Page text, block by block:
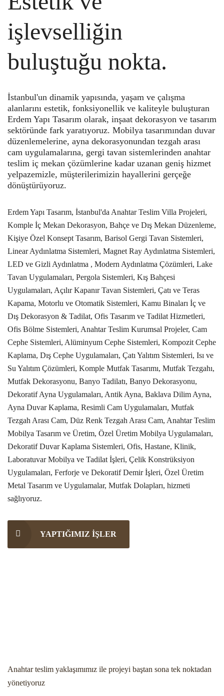
işlevselliğin
buluştuğu nokta.
İstanbul'un dinamik yapısında, yaşam ve çalışma
alanlarını estetik, fonksiyonellik ve kaliteyle buluşturan
Erdem Yapı Tasarım olarak, inşaat dekorasyon ve tasarım
sektöründe fark yaratıyoruz. Mobilya tasarımından duvar
düzenlemelerine, ayna dekorasyonundan tezgah arası
cam uygulamalarına, gergi tavan sistemlerinden anahtar
teslim iç mekan çözümlerine kadar uzanan geniş hizmet
yelpazemizle, müşterilerimizin hayallerini gerçeğe
dönüştürüyoruz.
Erdem Yapı Tasarım, İstanbul'da Anahtar Teslim Villa Projeleri,
Komple İç Mekan Dekorasyon, Bahçe ve Dış Mekan Düzenleme,
Kişiye Özel Konsept Tasarım, Barisol Gergi Tavan Sistemleri,
Linear Aydınlatma Sistemleri, Magnet Ray Aydınlatma Sistemleri,
LED ve Gizli Aydınlatma , Modern Aydınlatma Çözümleri, Lake
Tavan Uygulamaları, Pergola Sistemleri, Kış Bahçesi
Uygulamaları, Açılır Kapanır Tavan Sistemleri, Çatı ve Teras
Kapama, Motorlu ve Otomatik Sistemleri, Kamu Binaları İç ve
Dış Dekorasyon & Tadilat, Ofis Tasarım ve Tadilat Hizmetleri,
Ofis Bölme Sistemleri, Anahtar Teslim Kurumsal Projeler, Cam
Cephe Sistemleri, Alüminyum Cephe Sistemleri, Kompozit Cephe
Kaplama, Dış Cephe Uygulamaları, Çatı Yalıtım Sistemleri, Isı ve
Su Yalıtım Çözümleri, Komple Mutfak Tasarımı, Mutfak Tezgahı,
Mutfak Dekorasyonu, Banyo Tadilatı, Banyo Dekorasyonu,
Dekoratif Ayna Uygulamaları, Antik Ayna, Baklava Dilim Ayna,
Ayna Duvar Kaplama, Resimli Cam Uygulamaları, Mutfak
Tezgah Arası Cam, Düz Renk Tezgah Arası Cam, Anahtar Teslim
Mobilya Tasarım ve Üretim, Özel Üretim Mobilya Uygulamaları,
Dekoratif Duvar Kaplama Sistemleri, Ofis, Hastane, Klinik,
Laboratuvar Mobilya ve Tadilat İşleri, Çelik Konstrüksiyon
Uygulamaları, Ferforje ve Dekoratif Demir İşleri, Özel Üretim
Metal Tasarım ve Uygulamalar, Mutfak Dolapları, hizmeti
sağlıyoruz.
YAPTIĞIMIZ IŞLER
Anahtar teslim yaklaşımımız ile projeyi baştan sona tek noktadan
yönetiyoruz